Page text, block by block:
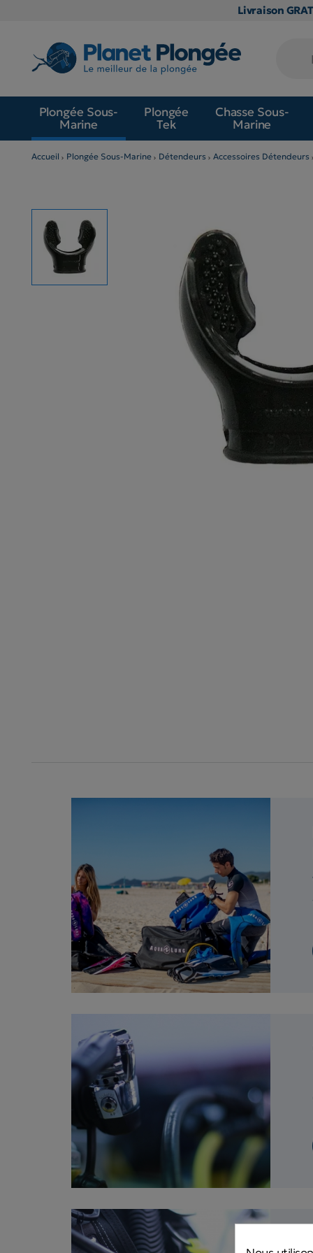
Livraison
Plongée Sous-
Marine
Plongée
Tek
Chasse Sous-
Marine
Accueil Plongée Sous-Marine Détendeurs Accessoires Détendeurs